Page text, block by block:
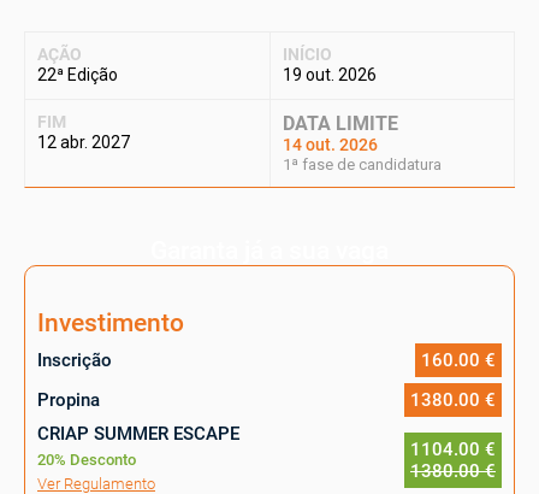
AÇÃO
22ª Edição
INÍCIO
19 out. 2026
FIM
12 abr. 2027
DATA LIMITE
14 out. 2026
1ª fase de candidatura
Investimento
Inscrição
160.00 €
Propina
1380.00 €
CRIAP SUMMER ESCAPE
20% Desconto
Ver Regulamento
1104.00 €
1380.00 €